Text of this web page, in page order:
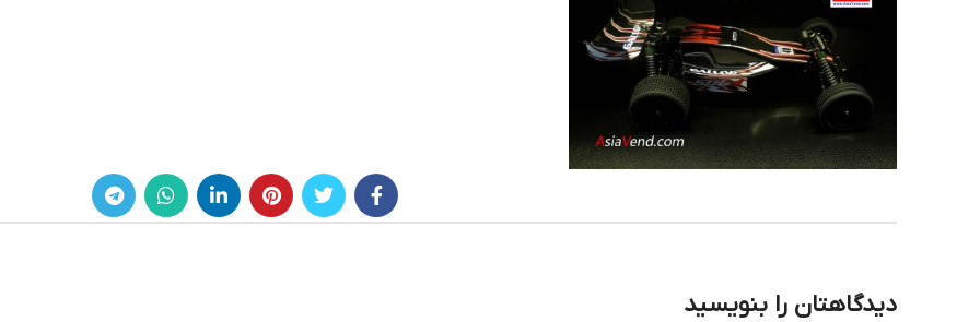
دیدگاهتان را بنویسید